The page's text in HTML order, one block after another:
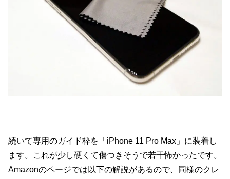
続いて専用のガイド枠を「iPhone 11 Pro Max」に装着し
ます。これが少し硬くて傷つきそうで若干怖かったです。
Amazonのページでは以下の解説があるので、同様のクレ